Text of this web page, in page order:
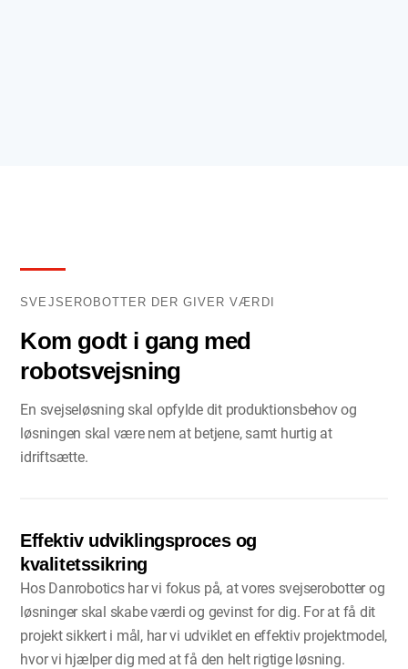
SVEJSEROBOTTER DER GIVER VÆRDI
Kom godt i gang med
robotsvejsning
En svejseløsning skal opfylde dit produktionsbehov og
løsningen skal være nem at betjene, samt hurtig at
idriftsætte.
Effektiv udviklingsproces og
kvalitetssikring
Hos Danrobotics har vi fokus på, at vores svejserobotter og
løsninger skal skabe værdi og gevinst for dig. For at få dit
projekt sikkert i mål, har vi udviklet en effektiv projektmodel,
hvor vi hjælper dig med at få den helt rigtige løsning.